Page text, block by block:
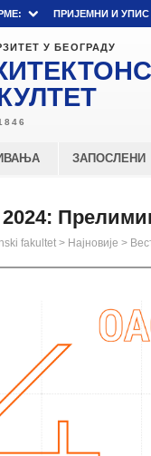
ПРИЈЕМНИ И УПИС
У БЕОГРАДУ
ЗАПОСЛЕНИ
fakultet > Најновије >